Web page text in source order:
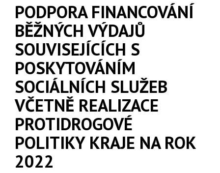
PODPORA FINANCOVÁNÍ
BĚŽNÝCH VÝDAJŮ
SOUVISEJÍCÍCH S
POSKYTOVÁNÍM
SOCIÁLNÍCH SLUŽEB
VČETNĚ REALIZACE
PROTIDROGOVÉ
POLITIKY KRAJE NA ROK
2022